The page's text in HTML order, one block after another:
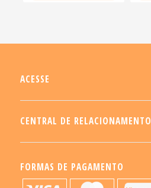
ACESSE
CENTRAL DE RELACIONAMENTO
FORMAS DE PAGAMENTO